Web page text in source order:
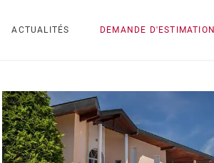
ACTUALITÉS DEMANDE D'ESTIMATION